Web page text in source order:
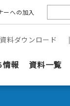
ーへの加入
資料ダウンロード
情報 資料一覧